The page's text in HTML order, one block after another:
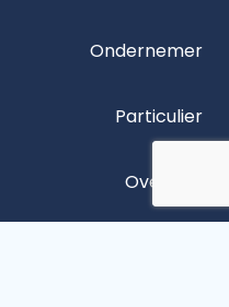
Ondernemer
Particulier
Over ons